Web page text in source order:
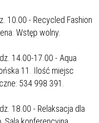
10.00 - Recycled Fashion
Wstęp wolny.
14.00-17.00 - Aqua
11. Ilość miejsc
534 998 391.
18.00 - Relaksacja dla